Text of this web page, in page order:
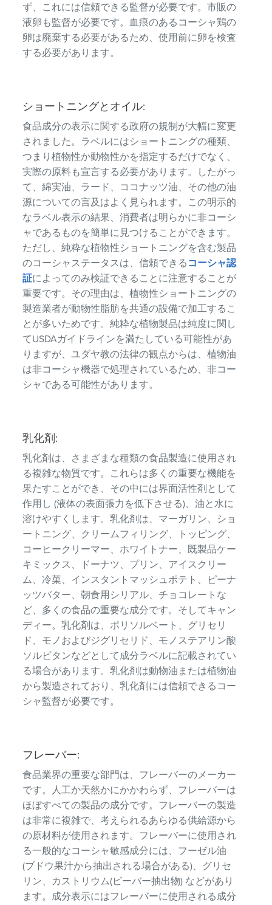
ず、これには信頼できる監督が必要です。市販の
液卵も監督が必要です。血痕のあるコーシャ鶏の
卵は廃棄する必要があるため、使用前に卵を検査
する必要があります。
ショートニングとオイル:
食品成分の表示に関する政府の規制が大幅に変更
されました。ラベルにはショートニングの種類、
つまり植物性か動物性かを指定するだけでなく、
実際の原料も宣言する必要があります。したがっ
て、綿実油、ラード、ココナッツ油、その他の油
源についての言及はよく見られます。この明示的
なラベル表示の結果、消費者は明らかに非コーシ
ャであるものを簡単に見つけることができます。
ただし、純粋な植物性ショートニングを含む製品
のコーシャステータスは、信頼できる コーシャ認
証によってのみ検証できることに注意することが
重要です。その理由は、植物性ショートニングの
製造業者が動物性脂肪を共通の設備で加工するこ
とが多いためです。純粋な植物製品は純度に関し
てUSDAガイドラインを満たしている可能性があ
りますが、ユダヤ教の法律の観点からは、植物油
は非コーシャ機器で処理されているため、非コー
シャである可能性があります。
乳化剤:
乳化剤は、さまざまな種類の食品製造に使用され
る複雑な物質です。これらは多くの重要な機能を
果たすことができ、その中には界面活性剤として
作用し (液体の表面張力を低下させる)、油と水に
溶けやすくします。乳化剤は、マーガリン、ショ
ートニング、クリームフィリング、トッピング、
コーヒークリーマー、ホワイトナー、既製品ケー
キミックス、ドーナツ、プリン、アイスクリー
ム、冷菓、インスタントマッシュポテト、ピーナ
ッツバター、朝食用シリアル、チョコレートな
ど、多くの食品の重要な成分です。そしてキャン
ディー。乳化剤は、ポリソルベート、グリセリ
ド、モノおよびジグリセリド、モノステアリン酸
ソルビタンなどとして成分ラベルに記載されてい
る場合があります。乳化剤は動物油または植物油
から製造されており、乳化剤には信頼できるコー
シャ監督が必要です。
フレーバー:
食品業界の重要な部門は、フレーバーのメーカー
です。人工か天然かにかかわらず、フレーバーは
ほぼすべての製品の成分です。フレーバーの製造
は非常に複雑で、考えられるあらゆる供給源から
の原材料が使用されます。フレーバーに使用され
る一般的なコーシャ敏感成分には、フーゼル油
(ブドウ果汁から抽出される場合がある)、グリセ
リン、カストリウム(ビーバー抽出物) などがあり
ます。成分表示にはフレーバーに使用される成分